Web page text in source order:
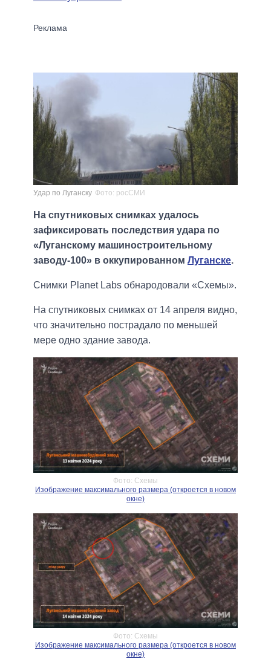
Удар по Луганску Фото: росСМИ
На спутниковых снимках удалось
зафиксировать последствия удара по
«Луганскому машиностроительному
заводу-100» в оккупированном Луганске.
Снимки Planet Labs обнародовали «Схемы».
На спутниковых снимках от 14 апреля видно,
что значительно пострадало по меньшей
мере одно здание завода.
Фото: Схемы
Изображение максимального размера (откроется в новом
окне)
Фото: Схемы
Изображение максимального размера (откроется в новом
окне)